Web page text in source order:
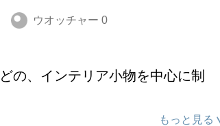
ウオッチャー 0
の、インテリア小物を中心に制
れる作品は、その場の空気を和ま
もっと見る